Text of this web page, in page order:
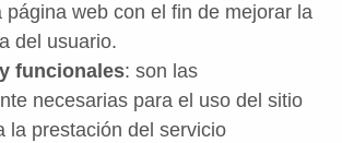
página web con el fin de mejorar la
del usuario.
funcionales: son las
necesarias para el uso del sitio
la prestación del servicio